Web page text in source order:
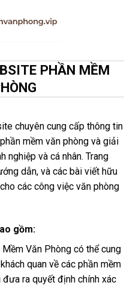
PHẦN MỀM
chuyên cung cấp thông tin
mềm văn phòng và giải
nghiệp và cá nhân. Trang
dẫn, và các bài viết hữu
các công việc văn phòng
gồm:
Văn Phòng có thể cung
quan về các phần mềm
ra quyết định chính xác